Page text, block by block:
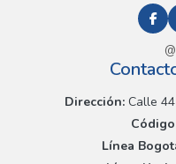
Dirección:Calle 44
Línea